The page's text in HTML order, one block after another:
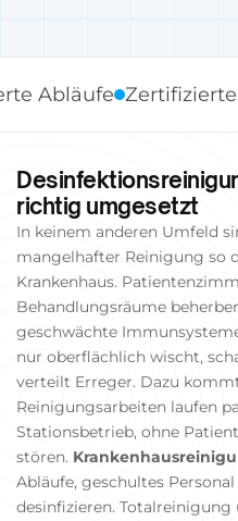
Zertifizierte
richtig umgesetzt
In keinem anderen Umfeld
mangelhafter Reinigung so
Krankenhaus.
Behandlungsräume
geschwächte
nur oberflächlich wischt,
verteilt Erreger. Dazu
Reinigungsarbeiten laufen
Stationsbetrieb, ohne
stören.
Abläufe, geschultes
desinfizieren.